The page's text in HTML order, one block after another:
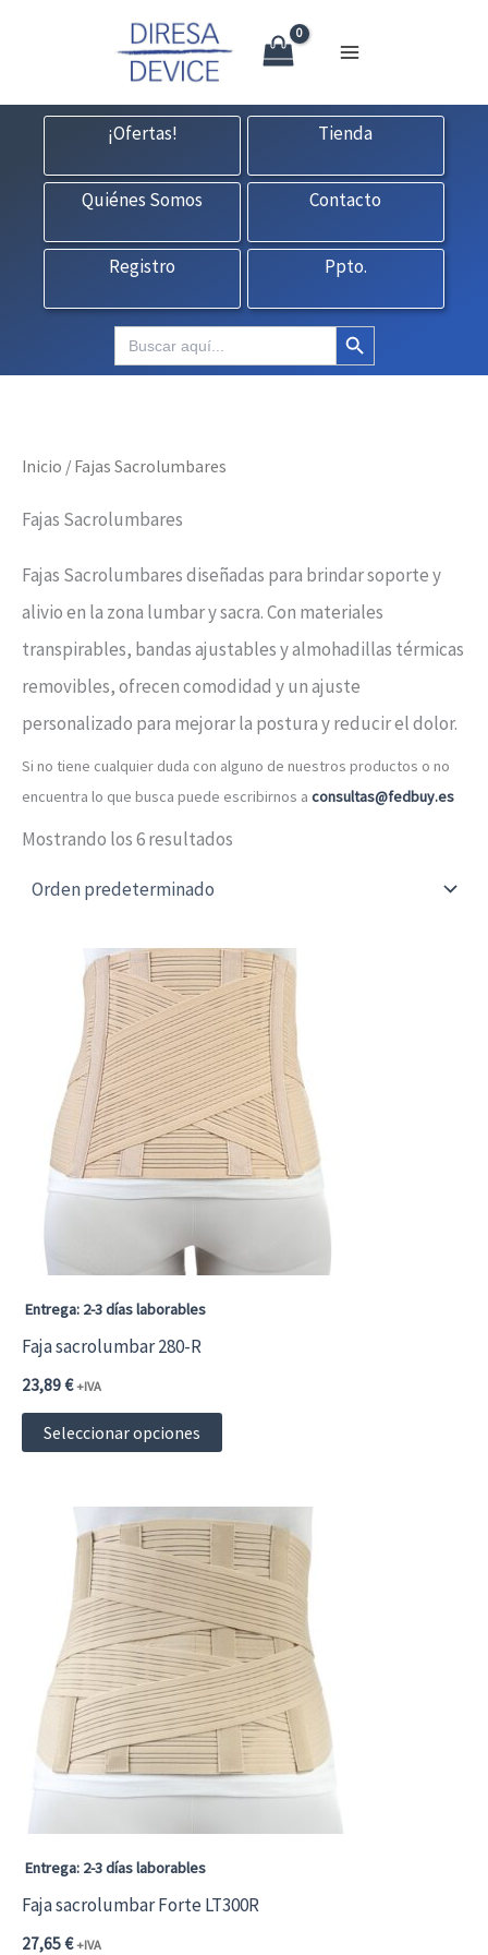
consultas@fedbuy.es| Formulario | Tlf.
¡Ofertas!
Tienda
Quiénes Somos Contacto
Registro Ppto.
Buscar: Botón de búsqueda
Inicio / Fajas Sacrolumbares
Fajas Sacrolumbares
Fajas Sacrolumbares diseñadas para brindar soporte y
alivio en la zona lumbar y sacra. Con materiales
transpirables, bandas ajustables y almohadillas térmicas
removibles, ofrecen comodidad y un ajuste
personalizado para mejorar la postura y reducir el dolor.
Si no tiene cualquier duda con alguno de nuestros productos o no
encuentra lo que busca puede escribirnos a consultas@fedbuy.es
Mostrando los 6 resultados
Entrega: 2-3 días laborables
Faja sacrolumbar 280-R
23,89€ +IVA
Seleccionar opciones
Este
producto
múltiples
variantes.
Las
opciones
se
pueden
elegir
en
la
de
Entrega: 2-3 días laborables
Faja sacrolumbar Forte LT300R
27,65€ +IVA